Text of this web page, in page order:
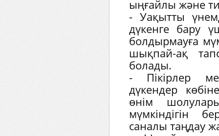
ыңғайлы және
- Уақытты
дүкенге бару
болдырмауға
шықпай-ақ
болады.
- Пікірлер
дүкендер
өнім
мүмкіндігін
саналы таңдау